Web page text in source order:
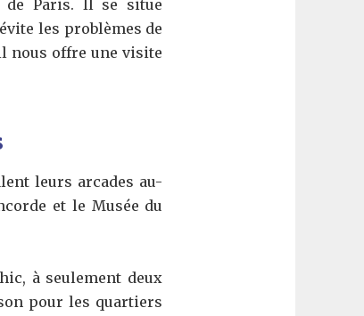
de Paris. Il se situe
les problèmes de
nous offre une visite
leurs arcades au-
et le Musée du
à seulement deux
pour les quartiers